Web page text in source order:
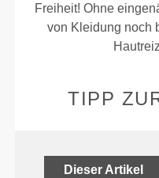
Freiheit! Ohne
von Kleidung noch
TIPP
Dieser Artikel